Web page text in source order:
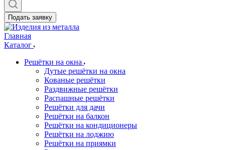
Подать заявку
Главная
Каталог
Решётки на окна
Дутые решётки на окна
Кованые решётки
Раздвижные решётки
Распашные решётки
Решётки для дачи
Решётки на балкон
Решётки на кондиционеры
Решётки на лоджию
Решётки на приямки